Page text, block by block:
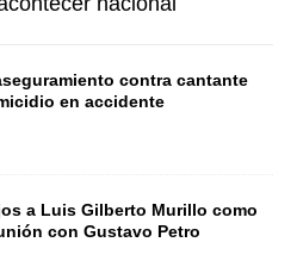
contra cantante
en accidente
a Luis Gilberto Murillo como
con Gustavo Petro